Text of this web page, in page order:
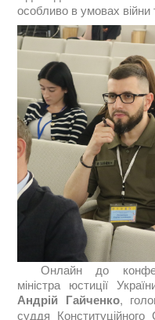
особливо в умовах війни
Онлайн до
міністра юстиції
Андрій Гайченко,
суддя Конституційного